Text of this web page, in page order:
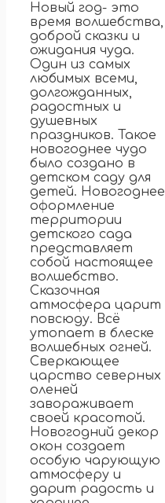
Новый год- это
время волшебства,
доброй сказки и
ожидания чуда.
Один из самых
любимых всеми,
долгожданных,
радостных и
душевных
праздников. Такое
новогоднее чудо
было создано в
детском саду для
детей. Новогоднее
оформление
территории
детского сада
представляет
собой настоящее
волшебство.
Сказочная
атмосфера царит
повсюду. Всё
утопает в блеске
волшебных огней.
Сверкающее
царство северных
оленей
завораживает
своей красотой.
Новогодний декор
окон создает
особую чарующую
атмосферу и
дарит радость и